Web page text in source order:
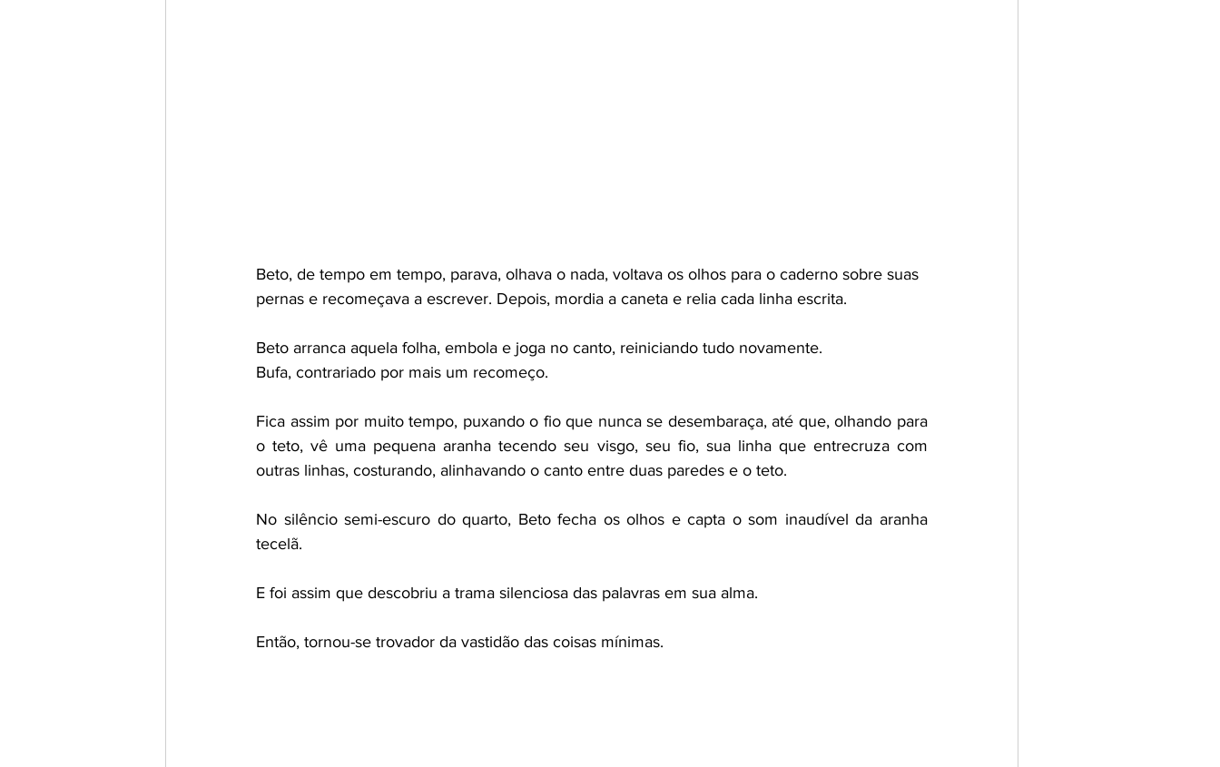
Beto, de tempo em tempo, parava, olhava o nada, voltava os olhos para o caderno sobre suas
pernas e recomeçava a escrever. Depois, mordia a caneta e relia cada linha escrita.
Beto arranca aquela folha, embola e joga no canto, reiniciando tudo novamente.
Bufa, contrariado por mais um recomeço.
Fica assim por muito tempo, puxando o fio que nunca se desembaraça, até que, olhando para
o teto, vê uma pequena aranha tecendo seu visgo, seu fio, sua linha que entrecruza com
outras linhas, costurando, alinhavando o canto entre duas paredes e o teto.
No silêncio semi-escuro do quarto, Beto fecha os olhos e capta o som inaudível da aranha
tecelã.
E foi assim que descobriu a trama silenciosa das palavras em sua alma.
Então, tornou-se trovador da vastidão das coisas mínimas.